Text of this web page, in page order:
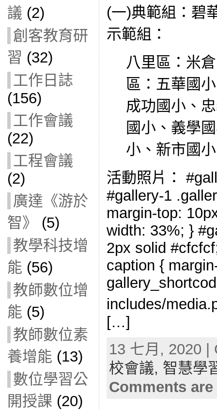
議 (2)
創客教育研
習 (32)
工作日誌
(156)
工作會議
(22)
工程會議
(2)
廣達《游於
智》
(5)
教學科技增
能 (56)
教師數位增
能 (5)
教師數位素
養增能 (13)
數位學習公
開授課 (20)
(一)典範組：碧
示範組：
八里區：米
區：五華國
成功國小、
國小、義學
小、新市國小
活動照片：
#gallery-1
margin-top:
width: 33%; }
2px solid
caption {
includes/
[…]
13 七月, 2020
校會議, 智慧學
Comments